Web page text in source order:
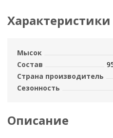
Характеристики
Мысок
Состав
Страна производитель
Сезонность
Описание